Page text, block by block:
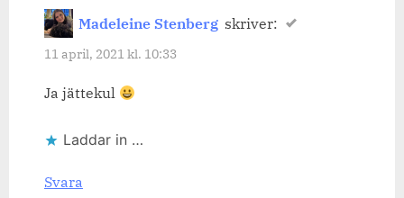
Madeleine Stenberg skriver:
11 april, 2021 kl. 10:33
Ja jättekul
Laddar in …
Svara